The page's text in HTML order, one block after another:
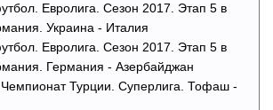
Евролига. Сезон 2017. Этап 5 в
Украина - Италия
Евролига. Сезон 2017. Этап 5 в
Германия - Азербайджан
Чемпионат Турции. Суперлига. Тофаш -